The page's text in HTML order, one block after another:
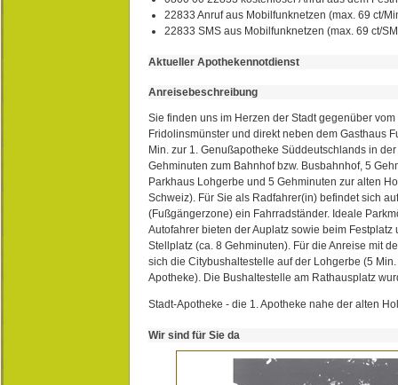
22833 Anruf aus Mobilfunknetzen (max. 69 ct/
22833 SMS aus Mobilfunknetzen (max. 69 ct/
Aktueller Apothekennotdienst
Anreisebeschreibung
Sie finden uns im Herzen der Stadt gegenüber
Fridolinsmünster und direkt neben dem Gasthaus
Min. zur 1. Genußapotheke Süddeutschlands in
Gehminuten zum Bahnhof bzw. Busbahnhof, 5
Parkhaus Lohgerbe und 5 Gehminuten zur alten
Schweiz). Für Sie als Radfahrer(in) befindet sich
(Fußgängerzone) ein Fahrradständer. Ideale
Autofahrer bieten der Auplatz sowie beim Festplatz
Stellplatz (ca. 8 Gehminuten). Für die Anreise mit
sich die Citybushaltestelle auf der Lohgerbe (5
Apotheke). Die Bushaltestelle am Rathausplatz
Stadt-Apotheke - die 1. Apotheke nahe der alten
Wir sind für Sie da